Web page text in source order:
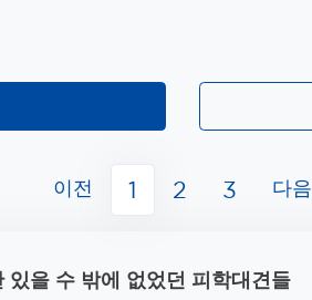
이전 1 2 3 다음
을 수 밖에 없었던 피학대견들